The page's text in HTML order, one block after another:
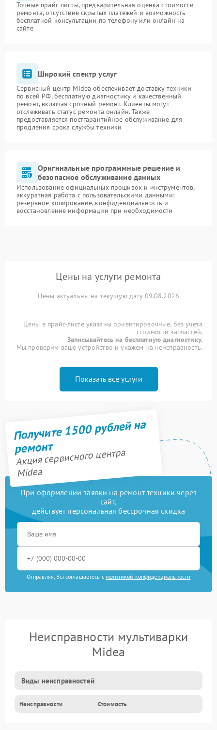
Точные прайс-листы, предварительная оценка стоимости
ремонта, отсутствие скрытых платежей и возможность
бесплатной консультации по телефону или онлайн на
сайте
Широкий спектр услуг
Сервисный центр Midea обеспечивает доставку техники
по всей РФ, бесплатную диагностику и качественный
ремонт, включая срочный ремонт. Клиенты могут
отслеживать статус ремонта онлайн. Также
предоставляется постгарантийное обслуживание для
продления срока службы техники
Оригинальные программные решение и
безопасное обслуживание данных
Использование официальных прошивок и инструментов,
аккуратная работа с пользовательскими данными:
резервное копирование, конфиденциальность и
восстановление информации при необходимости
Цены на услуги ремонта
Цены актуальны на текущую дату 09.08.2026
Цены в прайс-листе указаны ориентировочные, без учета
стоимости запчастей.
Записывайтесь на бесплатную диагностику.
Мы проверим ваше устройство и укажем на неисправность.
Показать все услуги
Получите 1500 рублей на
ремонт
Акция сервисного центра
Midea
При оформлении заявки на ремонт техники через
сайт,
действует персональная бессрочная скидка
Отправляя, Вы соглашаетесь с политикой конфиденциальности
Неисправности мультиварки
Midea
Виды неисправностей
Неисправности Стоимость